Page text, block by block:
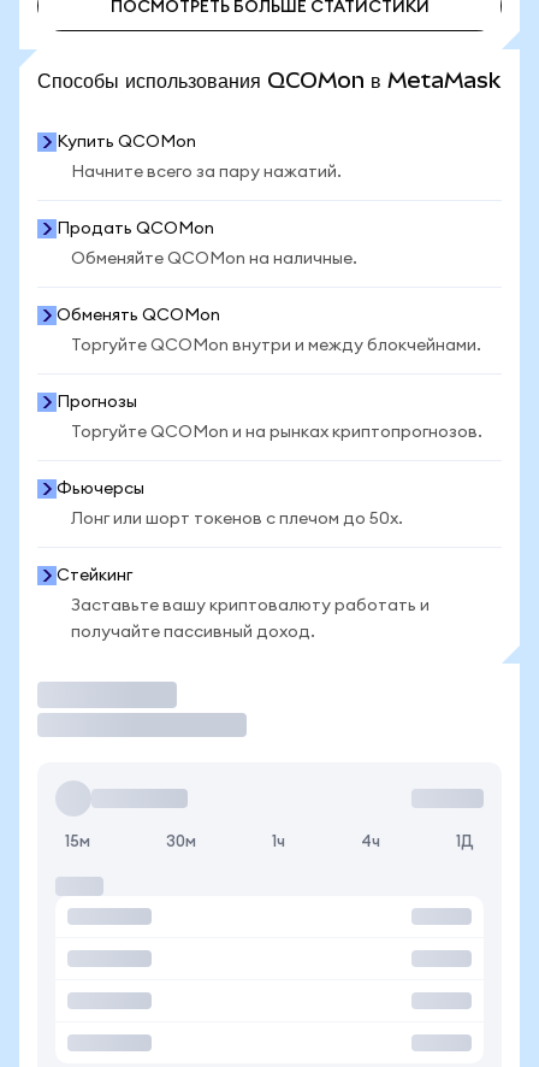
ПОСМОТРЕТЬ БОЛЬШЕ СТАТИСТИКИ
Способы использования QCOMon в MetaMask
Купить QCOMon
Начните всего за пару нажатий.
Продать QCOMon
Обменяйте QCOMon на наличные.
Обменять QCOMon
Торгуйте QCOMon внутри и между блокчейнами.
Прогнозы
Торгуйте QCOMon и на рынках криптопрогнозов.
Фьючерсы
Лонг или шорт токенов с плечом до 50x.
Стейкинг
Заставьте вашу криптовалюту работать и
получайте пассивный доход.
15м 30м 1ч 4ч 1Д